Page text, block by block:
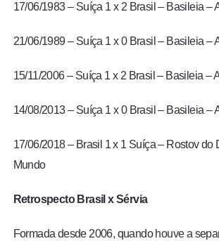
17/06/1983 – Suíça 1 x 2 Brasil – Basileia –
21/06/1989 – Suíça 1 x 0 Brasil – Basileia –
15/11/2006 – Suíça 1 x 2 Brasil – Basileia –
14/08/2013 – Suíça 1 x 0 Brasil – Basileia –
17/06/2018 – Brasil 1 x 1 Suíça – Rostov do
Mundo
Retrospecto Brasil x Sérvia
Formada desde 2006, quando houve a